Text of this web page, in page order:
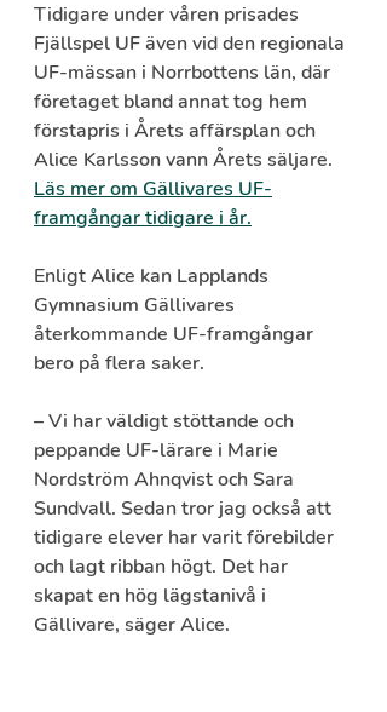
Tidigare under våren prisades
Fjällspel UF även vid den regionala
UF-mässan i Norrbottens län, där
företaget bland annat tog hem
förstapris i Årets affärsplan och
Alice Karlsson vann Årets säljare.
Läs mer om Gällivares UF-
framgångar tidigare i år.
Enligt Alice kan Lapplands
Gymnasium Gällivares
återkommande UF-framgångar
bero på flera saker.
– Vi har väldigt stöttande och
peppande UF-lärare i Marie
Nordström Ahnqvist och Sara
Sundvall. Sedan tror jag också att
tidigare elever har varit förebilder
och lagt ribban högt. Det har
skapat en hög lägstanivå i
Gällivare, säger Alice.